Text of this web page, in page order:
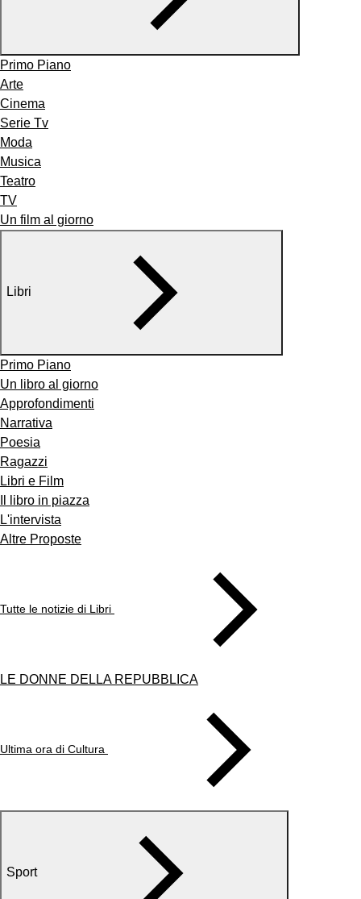
Primo Piano
Arte
Cinema
Serie Tv
Moda
Musica
Teatro
TV
Un film al giorno
Libri
Primo Piano
Un libro al giorno
Approfondimenti
Narrativa
Poesia
Ragazzi
Libri e Film
Il libro in piazza
L'intervista
Altre Proposte
Tutte le notizie di Libri
LE DONNE DELLA REPUBBLICA
Ultima ora di Cultura
Sport